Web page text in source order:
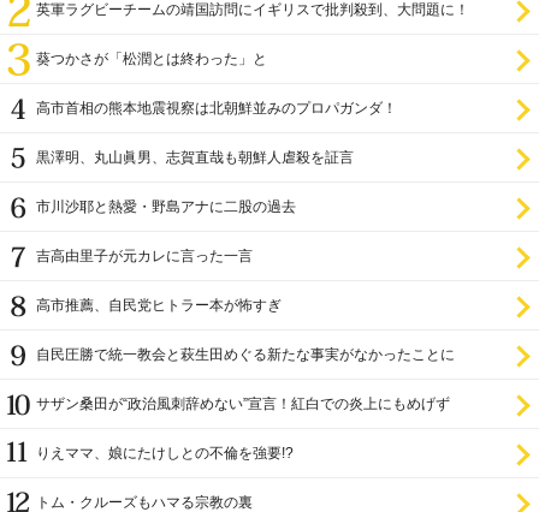
英軍ラグビーチームの靖国訪問にイギリスで批判殺到、大問題に！
葵つかさが「松潤とは終わった」と
高市首相の熊本地震視察は北朝鮮並みのプロパガンダ！
黒澤明、丸山眞男、志賀直哉も朝鮮人虐殺を証言
市川沙耶と熱愛・野島アナに二股の過去
吉高由里子が元カレに言った一言
高市推薦、自民党ヒトラー本が怖すぎ
自民圧勝で統一教会と萩生田めぐる新たな事実がなかったことに
サザン桑田が“政治風刺辞めない”宣言！紅白での炎上にもめげず
りえママ、娘にたけしとの不倫を強要!?
トム・クルーズもハマる宗教の裏